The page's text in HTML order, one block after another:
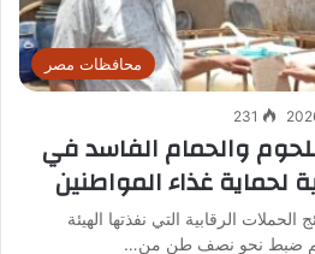
محافظات مصر
231
والحمام الفاسد في
لحماية غذاء المواطنين
الرقابية التي نفذتها الهيئة
تم ضبط نحو نصف طن من…